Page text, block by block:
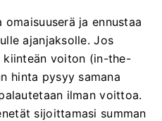
ja ennustaa
ajanjaksolle. Jos
kiinteän voiton (in-the-
hinta pysyy samana
ilman voittoa.
sijoittamasi summan